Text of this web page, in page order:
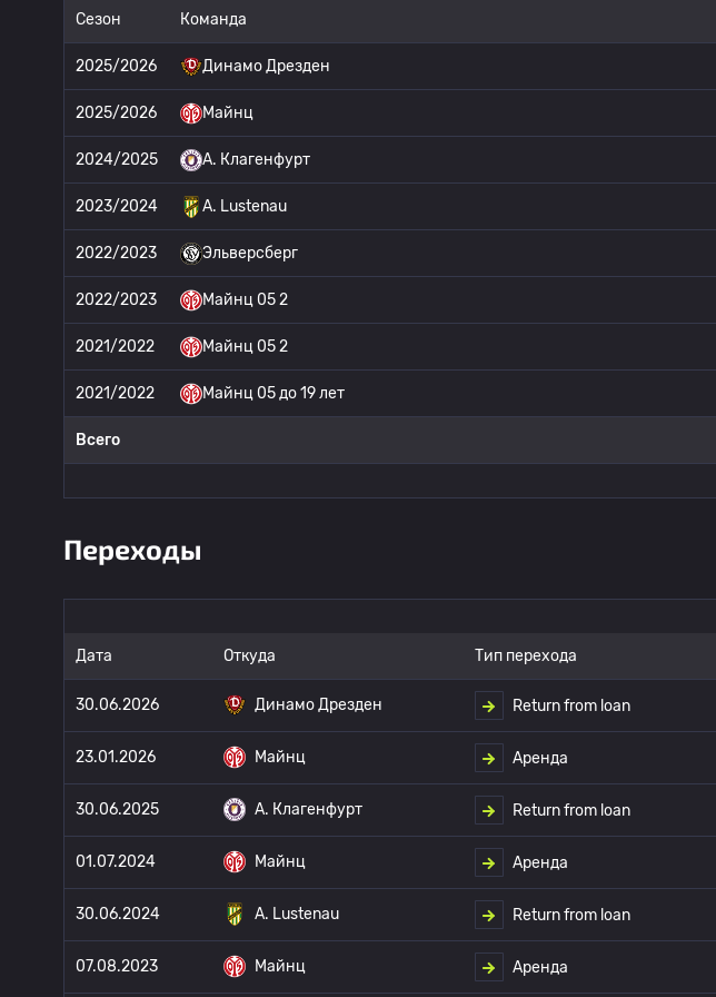
Сезон Команда
2025/2026 Динамо Дрезден
2025/2026 Майнц
2024/2025 A. Клагенфурт
2023/2024 A. Lustenau
2022/2023 Эльверсберг
2022/2023 Майнц 05 2
2021/2022 Майнц 05 2
2021/2022 Майнц 05 до 19 лет
Всего
Переходы
Дата Откуда Тип перехода
30.06.2026 Динамо Дрезден Return from loan
23.01.2026 Майнц Аренда
30.06.2025 A. Клагенфурт Return from loan
01.07.2024 Майнц Аренда
30.06.2024 A. Lustenau Return from loan
07.08.2023 Майнц Аренда